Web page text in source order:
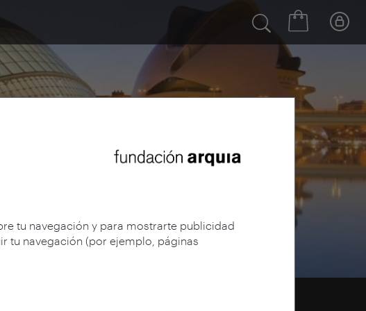
tu navegación y para mostrarte publicidad
tu navegación (por ejemplo, páginas